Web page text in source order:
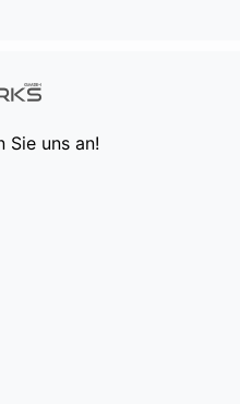
Sie uns an!